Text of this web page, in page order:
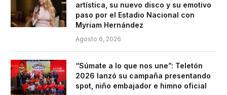
artística, su nuevo disco y su emotivo
paso por el Estadio Nacional con
Myriam Hernández
Agosto 6, 2026
“Súmate a lo que nos une”: Teletón
2026 lanzó su campaña presentando
spot, niño embajador e himno oficial